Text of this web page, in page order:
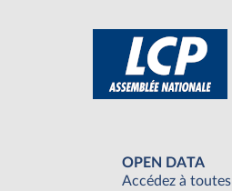
OPEN DATA
Accédez à toutes